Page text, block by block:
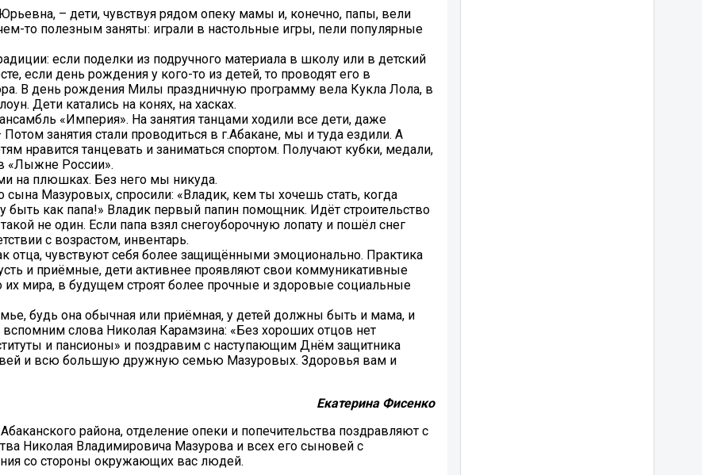
– дети, чувствуя рядом опеку мамы и, конечно, папы, вели
то полезным заняты: играли в настольные игры, пели популярные
если поделки из подручного материала в школу или в детский
если день рождения у кого-то из детей, то проводят его в
В день рождения Милы праздничную программу вела Кукла Лола, в
Дети катались на конях, на хасках.
«Империя». На занятия танцами ходили все дети, даже
занятия стали проводиться в г.Абакане, мы и туда ездили. А
нравится танцевать и заниматься спортом. Получают кубки, медали,
«Лыжне России».
на плюшках. Без него мы никуда.
Мазуровых, спросили: «Владик, кем ты хочешь стать, когда
быть как папа!» Владик первый папин помощник. Идёт строительство
не один. Если папа взял снегоуборочную лопату и пошёл снег
с возрастом, инвентарь.
отца, чувствуют себя более защищёнными эмоционально. Практика
и приёмные, дети активнее проявляют свои коммуникативные
мира, в будущем строят более прочные и здоровые социальные
будь она обычная или приёмная, у детей должны быть и мама, и
слова Николая Карамзина: «Без хороших отцов нет
и пансионы» и поздравим с наступающим Днём защитника
и всю большую дружную семью Мазуровых. Здоровья вам и
Екатерина Фисенко
района, отделение опеки и попечительства поздравляют с
Николая Владимировича Мазурова и всех его сыновей с
со стороны окружающих вас людей.